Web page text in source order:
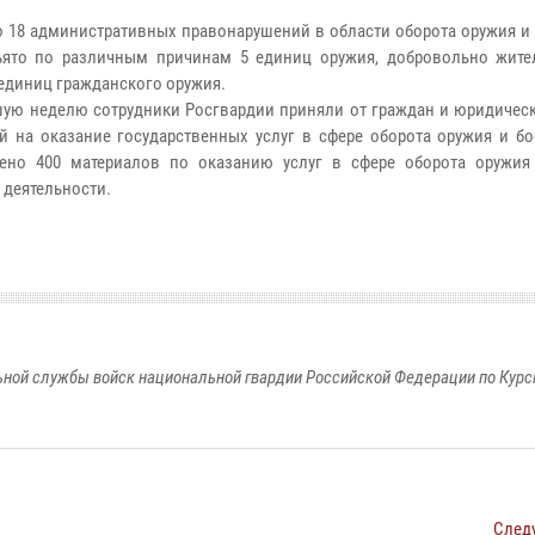
административных правонарушений в области оборота оружия и
по различным причинам 5 единиц оружия, добровольно
гражданского оружия.
неделю сотрудники Росгвардии приняли от граждан и
на оказание государственных услуг в сфере оборота оружия и
400 материалов по оказанию услуг в сфере оборота
службы войск национальной гвардии Российской Федерации по